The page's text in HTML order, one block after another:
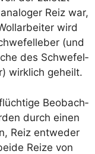
Reiz war,
wird
(und
des Schwe­fel­
wirk­lich geheilt.
Beob­ach­
durch einen
Reiz ent­we­der
Rei­ze von